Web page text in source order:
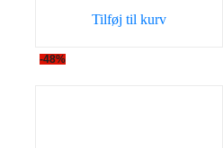
Tilføj til kurv
-48%